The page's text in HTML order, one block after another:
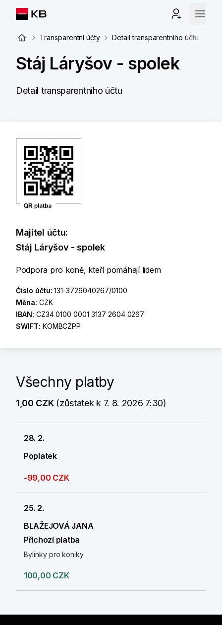
Transparentní účty Detail transparentního účtu
Stáj Láryšov - spolek
Detail transparentního účtu
Majitel účtu:
Stáj Láryšov - spolek
Podpora pro koně, kteří pomáhají lidem
Číslo účtu:131-3726040267/0100
Měna: CZK
IBAN: CZ34 0100 0001 3137 2604 0267
SWIFT: KOMBCZPP
Všechny platby
1,00 CZK(zůstatek k 7. 8. 2026 7:30)
28. 2.
Poplatek
-99,00 CZK
25. 2.
BLAŽEJOVÁ JANA
Příchozí platba
Bylinky pro koniky
100,00 CZK